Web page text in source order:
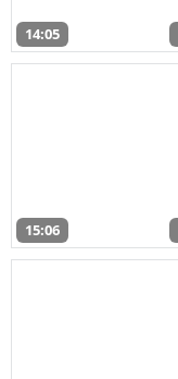
14:05
15:06